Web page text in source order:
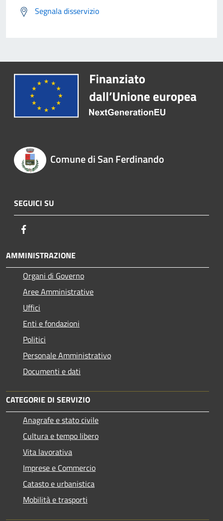
Segnala disservizio
Comune di San Ferdinando
SEGUICI SU
AMMINISTRAZIONE
Organi di Governo
Aree Amministrative
Uffici
Enti e fondazioni
Politici
Personale Amministrativo
Documenti e dati
CATEGORIE DI SERVIZIO
Anagrafe e stato civile
Cultura e tempo libero
Vita lavorativa
Imprese e Commercio
Catasto e urbanistica
Mobilità e trasporti